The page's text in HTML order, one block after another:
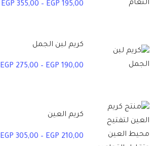
EGP 195,00
–
EGP 355,00
كريم لبن الجمل
EGP 190,00
–
EGP 275,00
كريم العين
EGP 210,00
–
EGP 305,00